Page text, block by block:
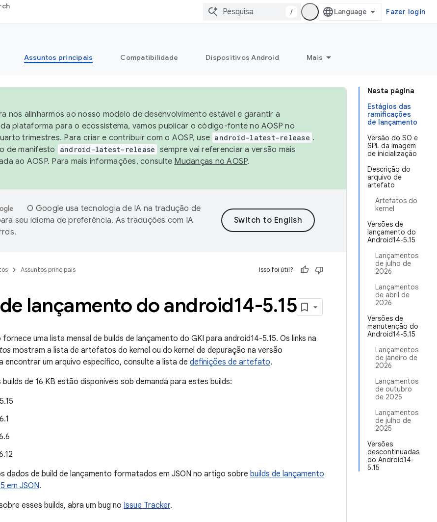
/ Fazer login
Assuntos principais Compatibilidade Dispositivos Android Mais
Nesta página
Estágios das
ramificações
de lançamento
Versão do SO e
SPL da imagem
de inicialização
Descrição do
arquivo de
artefato
Artefatos do
kernel
Versões de
lançamento do
Android14-5.15
Lançamentos
de julho de
2026
Lançamentos
de abril de
2026
Versões de
manutenção do
Android14-5.15
Lançamentos
de janeiro de
2026
Lançamentos
de outubro
de 2025
Lançamentos
de julho de
2025
Versões
descontinuadas
do Android14-
5.15
nos alinharmos ao nosso modelo de desenvolvimento estável e garantir a
plataforma para o ecossistema, vamos publicar o código-fonte no AOSP no
trimestres. Para criar e contribuir com o AOSP, use android-latest-release .
de manifesto
android-latest-release sempre vai referenciar a versão mais
ao AOSP. Para mais informações, consulte Mudanças no AOSP.
O Google usa tecnologia de IA na tradução de
seu idioma de preferência. As traduções com IA
Assuntos principais Isso foi útil?
lançamento do android14-5.15
uma lista mensal de builds de lançamento do GKI para android14-5.15. Os links na
mostram a lista de artefatos do kernel ou do kernel de depuração na versão
encontrar um arquivo específico, consulte a lista de definições de artefato.
de 16 KB estão disponíveis sob demanda para estes builds:
dados de build de lançamento formatados em JSON no artigo sobre builds de lançamento
em JSON.
esses builds, abra um bug no Issue Tracker.